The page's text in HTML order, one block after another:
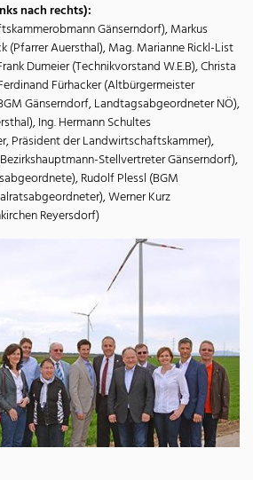
nach rechts):
Gänserndorf), Markus
(Pfarrer Auersthal), Mag. Marianne Rickl-List
Dumeier (Technikvorstand W.E.B), Christa
Fürhacker (Altbürgermeister
Gänserndorf, Landtagsabgeordneter NÖ),
Ing. Hermann Schultes
Präsident der Landwirtschaftskammer),
Stellvertreter Gänserndorf),
Rudolf Plessl (BGM
Werner Kurz
Reyersdorf)